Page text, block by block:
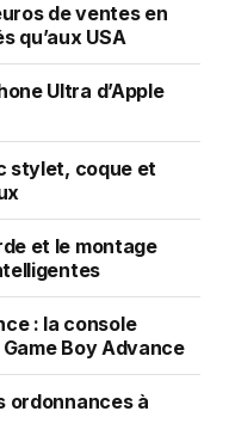
de ventes en
qu’aux USA
Ultra d’Apple
stylet, coque et
et le montage
: la console
Boy Advance
ordonnances à